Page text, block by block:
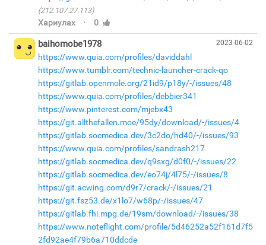
(212.107.27.113)
Хариулах · 0
2023-06-02
baihomobe1978
https://www.quia.com/profiles/daviddahl
https://www.tumblr.com/technic-launcher-crack-qo
https://gitlab.openmole.org/21id9/p18y/-/issues/48
https://www.quia.com/profiles/debbier341
https://www.pinterest.com/mjebx43
https://git.allthefallen.moe/95dy/download/-/issues/4
https://gitlab.socmedica.dev/3c2do/hd40/-/issues/93
https://www.quia.com/profiles/sandrash217
https://gitlab.socmedica.dev/q9sxg/d0f0/-/issues/22
https://gitlab.socmedica.dev/eo74j/4l75/-/issues/8
https://git.acwing.com/d9r7/crack/-/issues/21
https://git.fsz53.de/x1lo7/w68p/-/issues/47
https://gitlab.fhi.mpg.de/19sm/download/-/issues/38
https://www.noteflight.com/profile/5d46252a52f161d7f5
2fd92ae4f79b6a710ddcde